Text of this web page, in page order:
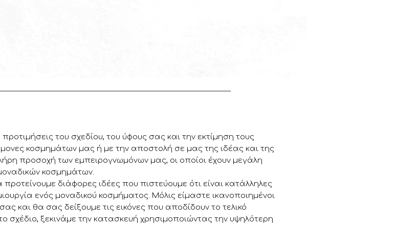
του σχεδίου, του ύφους σας και την εκτίμηση τους
κοσμημάτων μας ή με την αποστολή σε μας της ιδέας και της
προσοχή των εμπειρογνωμόνων μας, οι οποίοι έχουν μεγάλη
κοσμημάτων.
διάφορες ιδέες που πιστεύουμε ότι είναι κατάλληλες
ενός μοναδικού κοσμήματος. Μόλις είμαστε ικανοποιημένοι
και θα σας δείξουμε τις εικόνες που αποδίδουν το τελικό
σχέδιο, ξεκινάμε την κατασκευή χρησιμοποιώντας την υψηλότερη